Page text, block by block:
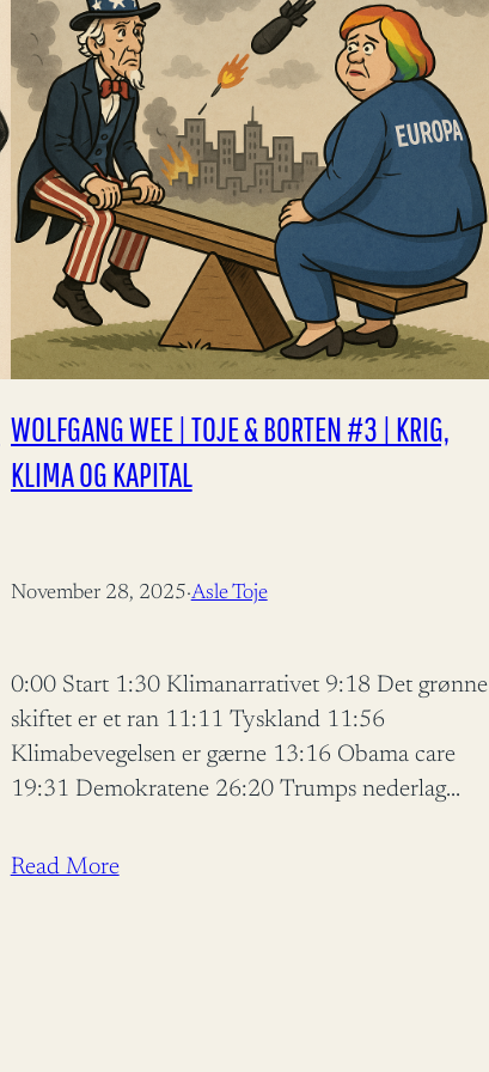
WOLFGANG WEE | TOJE & BORTEN #3 | KRIG,
KLIMA OG KAPITAL
November 28, 2025·Asle Toje
0:00 Start 1:30 Klimanarrativet 9:18 Det grønne
skiftet er et ran 11:11 Tyskland 11:56
Klimabevegelsen er gærne 13:16 Obama care
19:31 Demokratene 26:20 Trumps nederlag
statsmidler i Europa 40:30 Tillit til
Read More